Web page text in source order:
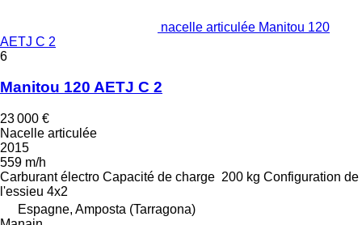
nacelle articulée Manitou 120
AETJ C 2
6
Manitou 120 AETJ C 2
23 000 €
Nacelle articulée
2015
559 m/h
Carburant électro Capacité de charge 200 kg Configuration de
l'essieu 4x2
Espagne, Amposta (Tarragona)